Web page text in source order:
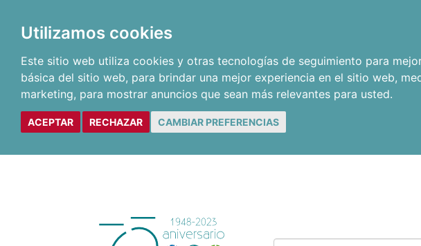
Utilizamos cookies
Este sitio web utiliza cookies y otras tecnologías de seguimiento para
básica del sitio web, para brindar una mejor experiencia en el sitio web,
marketing, para mostrar anuncios que sean más relevantes para usted.
ACEPTAR RECHAZAR CAMBIAR PREFERENCIAS